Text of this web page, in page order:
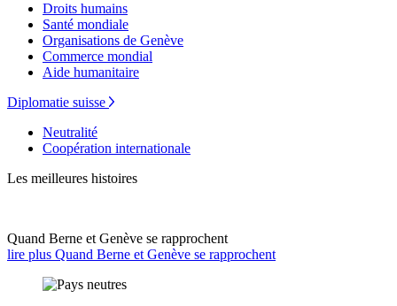
Droits humains
Santé mondiale
Organisations de Genève
Commerce mondial
Aide humanitaire
Diplomatie suisse
Neutralité
Coopération internationale
Les meilleures histoires
Quand Berne et Genève se rapprochent
lire plus Quand Berne et Genève se rapprochent